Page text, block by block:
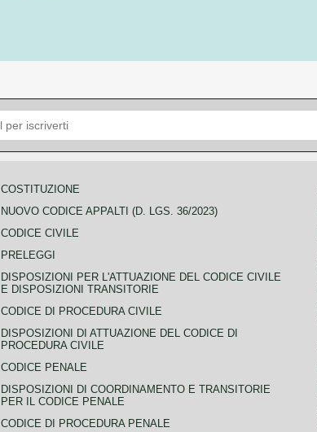
COSTITUZIONE
NUOVO CODICE APPALTI (D. LGS. 36/2023)
CODICE CIVILE
PRELEGGI
DISPOSIZIONI PER L'ATTUAZIONE DEL CODICE CIVILE
E DISPOSIZIONI TRANSITORIE
CODICE DI PROCEDURA CIVILE
DISPOSIZIONI DI ATTUAZIONE DEL CODICE DI
PROCEDURA CIVILE
CODICE PENALE
DISPOSIZIONI DI COORDINAMENTO E TRANSITORIE
PER IL CODICE PENALE
CODICE DI PROCEDURA PENALE